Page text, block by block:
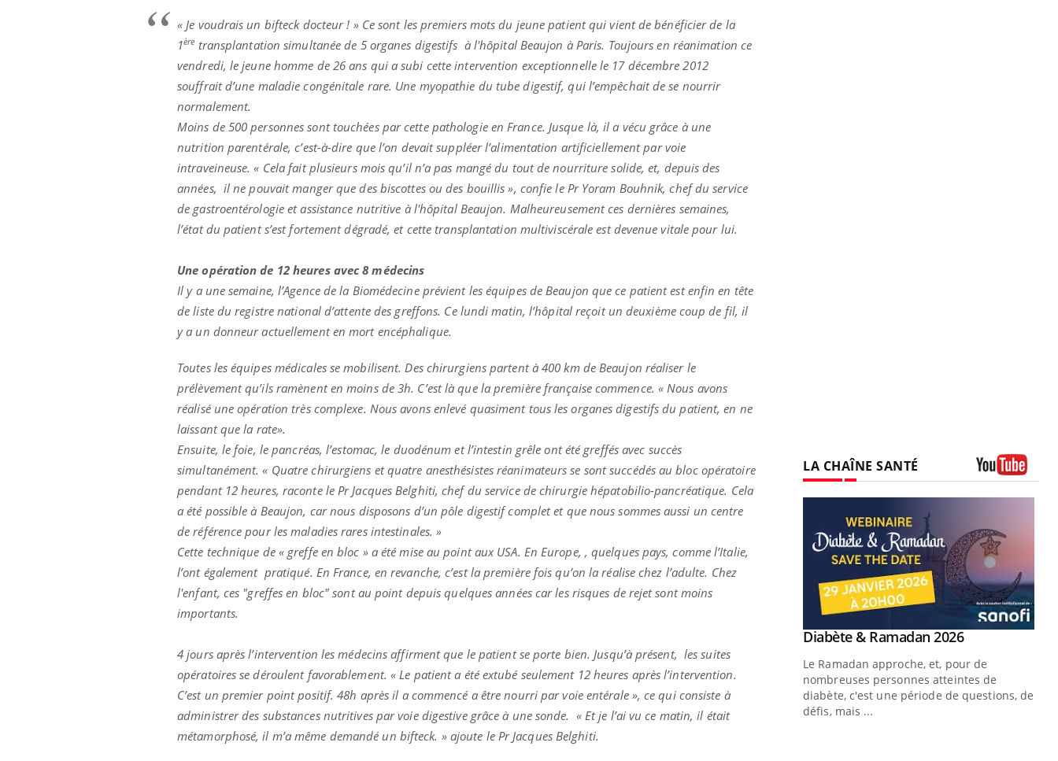
« Je voudrais un bifteck docteur ! » Ce sont les premiers mots du jeune patient qui vient de bénéficier de la
1ère transplantation simultanée de 5 organes digestifs à l'hôpital Beaujon à Paris. Toujours en réanimation ce
vendredi, le jeune homme de 26 ans qui a subi cette intervention exceptionnelle le 17 décembre 2012
souffrait d’une maladie congénitale rare. Une myopathie du tube digestif, qui l’empêchait de se nourrir
normalement.
Moins de 500 personnes sont touchées par cette pathologie en France. Jusque là, il a vécu grâce à une
nutrition parentérale, c’est-à-dire que l’on devait suppléer l’alimentation artificiellement par voie
intraveineuse. « Cela fait plusieurs mois qu’il n’a pas mangé du tout de nourriture solide, et, depuis des
années, il ne pouvait manger que des biscottes ou des bouillis », confie le Pr Yoram Bouhnik, chef du service
de gastroentérologie et assistance nutritive à l'hôpital Beaujon. Malheureusement ces dernières semaines,
l’état du patient s’est fortement dégradé, et cette transplantation multiviscérale est devenue vitale pour lui.
Une opération de 12 heures avec 8 médecins
Il y a une semaine, l’Agence de la Biomédecine prévient les équipes de Beaujon que ce patient est enfin en tête
de liste du registre national d’attente des greffons. Ce lundi matin, l’hôpital reçoit un deuxième coup de fil, il
y a un donneur actuellement en mort encéphalique.
Toutes les équipes médicales se mobilisent. Des chirurgiens partent à 400 km de Beaujon réaliser le
prélèvement qu’ils ramènent en moins de 3h. C’est là que la première française commence. « Nous avons
réalisé une opération très complexe. Nous avons enlevé quasiment tous les organes digestifs du patient, en ne
laissant que la rate».
Ensuite, le foie, le pancréas, l’estomac, le duodénum et l’intestin grêle ont été greffés avec succès
simultanément. « Quatre chirurgiens et quatre anesthésistes réanimateurs se sont succédés au bloc opératoire
pendant 12 heures, raconte le Pr Jacques Belghiti, chef du service de chirurgie hépatobilio-pancréatique. Cela
a été possible à Beaujon, car nous disposons d’un pôle digestif complet et que nous sommes aussi un centre
de référence pour les maladies rares intestinales. »
Cette technique de « greffe en bloc » a été mise au point aux USA. En Europe, , quelques pays, comme l’Italie,
l’ont également pratiqué. En France, en revanche, c’est la première fois qu’on la réalise chez l’adulte. Chez
l'enfant, ces "greffes en bloc" sont au point depuis quelques années car les risques de rejet sont moins
importants.
4 jours après l’intervention les médecins affirment que le patient se porte bien. Jusqu’à présent, les suites
opératoires se déroulent favorablement. « Le patient a été extubé seulement 12 heures après l’intervention.
C’est un premier point positif. 48h après il a commencé a être nourri par voie entérale », ce qui consiste à
administrer des substances nutritives par voie digestive grâce à une sonde. « Et je l’ai vu ce matin, il était
métamorphosé, il m’a même demandé un bifteck. » ajoute le Pr Jacques Belghiti.
LA CHAÎNE SANTÉ
Youtube
Fatigue, irritabilité, brouillard mental ou
même alopécie… Les symptômes de la
carence en fer sont multiples ce qui la rend
osait en parler??Youtube
En 2026, l'insuline dans le diabète de type 2
reste entourée d'idées reçues chez les
patients comme parfois chez les soignants.
préparer pour l’été !Youtube
L'été arrive… et avec lui, un tout nouveau
rythme de vie ! Vacances, plage, piscine,
soleil, activités en plein air… Nos mains
sont ...
Youtube
Diabète & Ramadan 2026Youtube
Le Ramadan approche, et, pour de
nombreuses personnes atteintes de
diabète, c'est une période de questions, de
défis, mais ...